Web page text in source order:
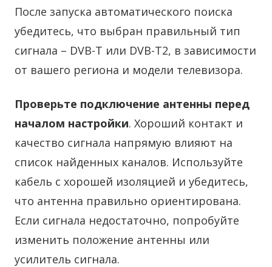
После запуска автоматического поиска
убедитесь, что выбран правильный тип
сигнала – DVB-T или DVB-T2, в зависимости
от вашего региона и модели телевизора.
Проверьте подключение антенны перед
началом настройки. Хороший контакт и
качество сигнала напрямую влияют на
список найденных каналов. Используйте
кабель с хорошей изоляцией и убедитесь,
что антенна правильно ориентирована.
Если сигнала недостаточно, попробуйте
изменить положение антенны или
усилитель сигнала.